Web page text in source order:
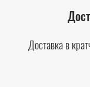
Доставка в